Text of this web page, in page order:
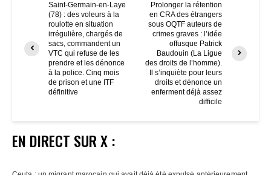
Saint-Germain-en-Laye
(78) : des voleurs à la
roulotte en situation
irrégulière, chargés de
sacs, commandent un
VTC qui refuse de les
prendre et les dénonce
à la police. Cinq mois
de prison et une ITF
définitive
Prolonger la rétention
en CRA des étrangers
sous OQTF auteurs de
crimes graves : l’idée
offusque Patrick
Baudouin (La Ligue
des droits de l’homme).
Il s’inquiète pour leurs
droits et dénonce un
enferment déjà assez
difficile
EN DIRECT SUR X :